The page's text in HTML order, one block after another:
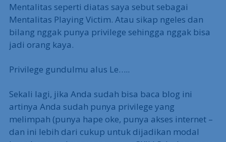
Mentalitas seperti diatas saya sebut sebagai
Mentalitas Playing Victim. Atau sikap ngeles dan
bilang nggak punya privilege sehingga nggak bisa
jadi orang kaya.
Privilege gundulmu alus Le…..
Sekali lagi, jika Anda sudah bisa baca blog ini
artinya Anda sudah punya privilege yang
melimpah (punya hape oke, punya akses internet –
dan ini lebih dari cukup untuk dijadikan modal